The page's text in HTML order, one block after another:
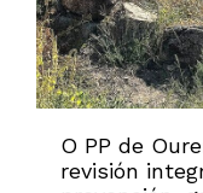
O PP de
revisión